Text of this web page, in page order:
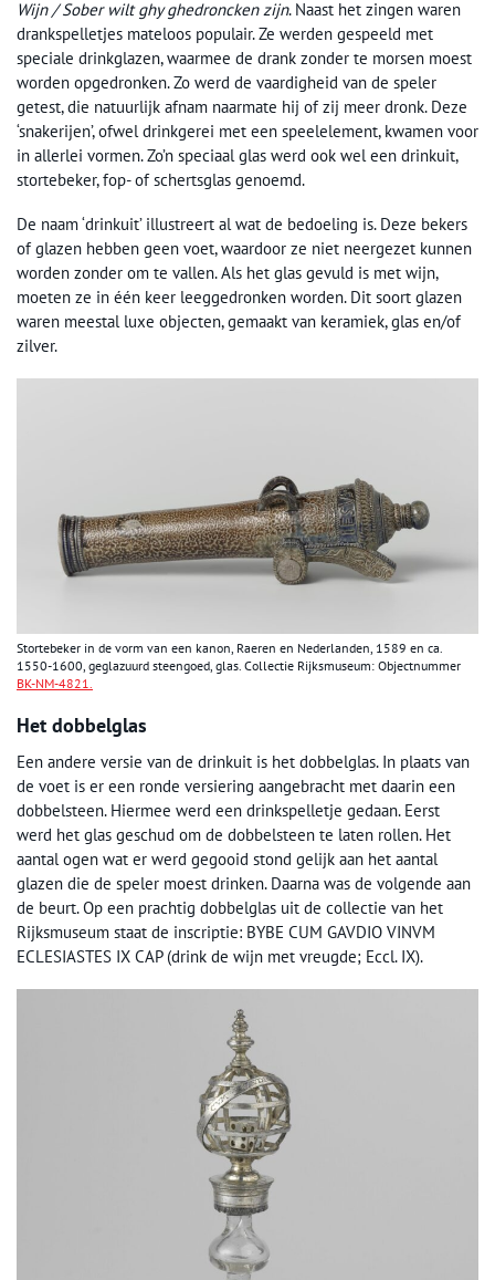
Wijn / Sober wilt ghy ghedroncken zijn. Naast het zingen waren
drankspelletjes mateloos populair. Ze werden gespeeld met
speciale drinkglazen, waarmee de drank zonder te morsen moest
worden opgedronken. Zo werd de vaardigheid van de speler
getest, die natuurlijk afnam naarmate hij of zij meer dronk. Deze
‘snakerijen’, ofwel drinkgerei met een speelelement, kwamen voor
in allerlei vormen. Zo’n speciaal glas werd ook wel een drinkuit,
stortebeker, fop- of schertsglas genoemd.
De naam ‘drinkuit’ illustreert al wat de bedoeling is. Deze bekers
of glazen hebben geen voet, waardoor ze niet neergezet kunnen
worden zonder om te vallen. Als het glas gevuld is met wijn,
moeten ze in één keer leeggedronken worden. Dit soort glazen
waren meestal luxe objecten, gemaakt van keramiek, glas en/of
zilver.
Stortebeker in de vorm van een kanon, Raeren en Nederlanden, 1589 en ca.
1550-1600, geglazuurd steengoed, glas. Collectie Rijksmuseum: Objectnummer
BK-NM-4821.
Het dobbelglas
Een andere versie van de drinkuit is het dobbelglas. In plaats van
de voet is er een ronde versiering aangebracht met daarin een
dobbelsteen. Hiermee werd een drinkspelletje gedaan. Eerst
werd het glas geschud om de dobbelsteen te laten rollen. Het
aantal ogen wat er werd gegooid stond gelijk aan het aantal
glazen die de speler moest drinken. Daarna was de volgende aan
de beurt. Op een prachtig dobbelglas uit de collectie van het
Rijksmuseum staat de inscriptie: BYBE CUM GAVDIO VINVM
ECLESIASTES IX CAP (drink de wijn met vreugde; Eccl. IX).